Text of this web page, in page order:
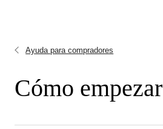
Ayuda para compradores
Cómo empezar